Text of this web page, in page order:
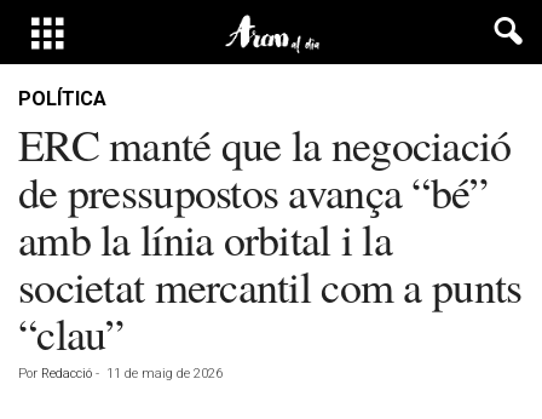
POLÍTICA
ERC manté que la negociació
de pressupostos avança “bé”
amb la línia orbital i la
societat mercantil com a punts
“clau”
Por Redacció - 11 de maig de 2026